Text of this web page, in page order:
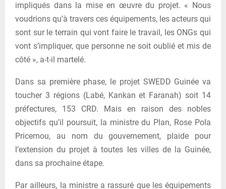
impliqués dans la mise en œuvre du projet. « Nous
voudrions qu’à travers ces équipements, les acteurs qui
sont sur le terrain qui vont faire le travail, les ONGs qui
vont s’impliquer, que personne ne soit oublié et mis de
côté », a-t-il martelé.
Dans sa première phase, le projet SWEDD Guinée va
toucher 3 régions (Labé, Kankan et Faranah) soit 14
préfectures, 153 CRD. Mais en raison des nobles
objectifs qu’il poursuit, la ministre du Plan, Rose Pola
Pricemou, au nom du gouvernement, plaide pour
l’extension du projet à toutes les villes de la Guinée,
dans sa prochaine étape.
Par ailleurs, la ministre a rassuré que les équipements